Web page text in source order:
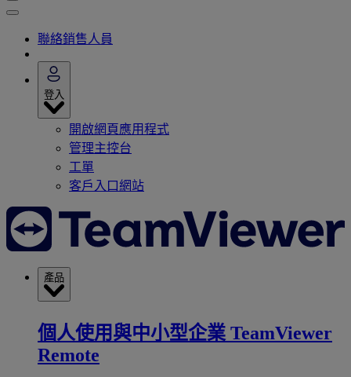
聯絡銷售人員
登入
開啟網頁應用程式
管理主控台
工單
客戶入口網站
產品
個人使用與中小型企業 TeamViewer
Remote